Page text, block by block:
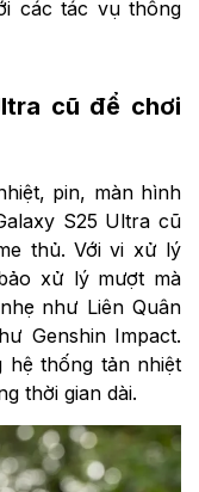
các tác vụ thông
cũ để chơi
pin, màn hình
S25 Ultra cũ
thủ. Với vi xử lý
xử lý mượt mà
như Liên Quân
Genshin Impact.
hệ thống tản nhiệt
thời gian dài.